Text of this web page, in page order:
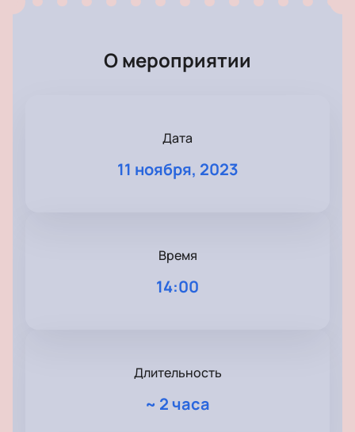
О мероприятии
Дата
11 ноября, 2023
Время
14:00
Длительность
~ 2 часа